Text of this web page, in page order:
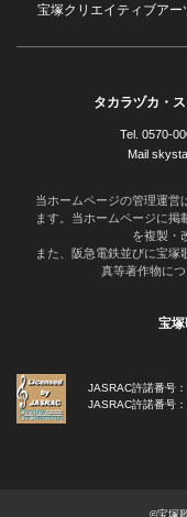
宝塚クリエイティブアー
タカラヅカ・
Tel. 0570-
Mail
当ホームページの管理運営
ます。当ホームページに掲
を複製・
また、阪急電鉄並びに宝塚
真等著作物に
宝
JASRAC許諾番号
JASRAC許諾番号
©宝塚